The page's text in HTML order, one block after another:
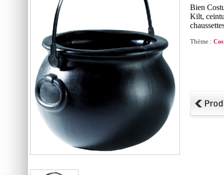
Bien
Kilt,
Thème :